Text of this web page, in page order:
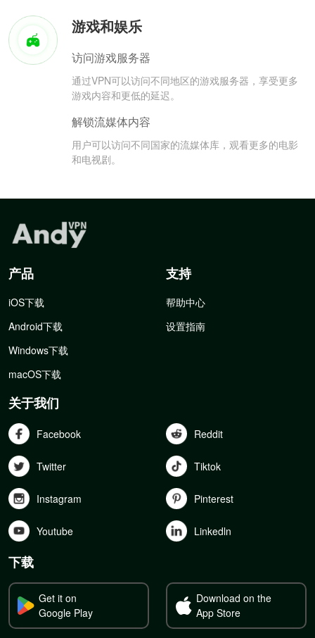
游戏和娱乐
访问游戏服务器
通过VPN可以访问不同地区的游戏服务器，享受更多
游戏内容和更低的延迟。
解锁流媒体内容
用户可以访问不同国家的流媒体库，观看更多的电影
和电视剧。
产品
iOS下载
Android下载
Windows下载
macOS下载
支持
帮助中心
设置指南
关于我们
Facebook Reddit
Twitter Tiktok
Instagram Pinterest
Youtube Linkedln
下载
Get it on
Google Play
Download on the
App Store